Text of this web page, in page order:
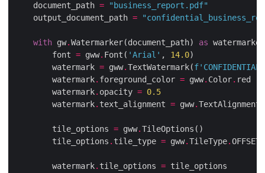
    document_path
=
"business_report.pdf"
    output_document_path
=
with gw.Watermarker(document_path) as
        font
= gww. Font( 'Arial' , 14.0
        watermark
= gww.TextWatermark(f'CONFIDENTIAL'
        watermark
. foreground_color = gww. Color.
        watermark
. opacity = 0.5
        watermark
. text_alignment = gww.TextAlignment
        tile_options
= gww.
        tile_options
. tile_type = gww.TileType.
        watermark
. tile_options =